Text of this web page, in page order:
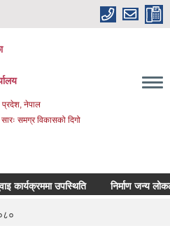
प्रदेश, नेपाल
समग्र विकासको दिगो
उपस्थिति निर्माण जन्य लोकल